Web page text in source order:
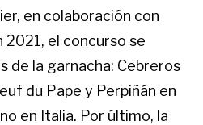
en colaboración con
2021, el concurso se
de la garnacha: Cebreros
du Pape y Perpiñán en
en Italia. Por último, la